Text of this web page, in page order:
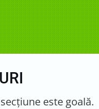
este goală.